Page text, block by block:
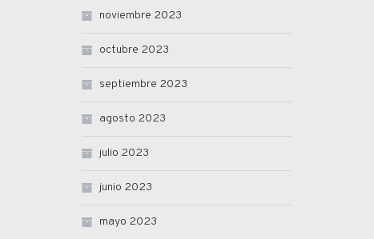
noviembre 2023
octubre 2023
septiembre 2023
agosto 2023
julio 2023
junio 2023
mayo 2023